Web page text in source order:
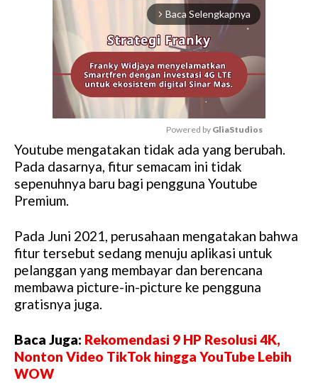
arrow_forward_ios Baca Selengkapnya
M
u
t
Powered by GliaStudios
Youtube mengatakan tidak ada yang berubah.
Pada dasarnya, fitur semacam ini tidak
sepenuhnya baru bagi pengguna Youtube
Premium.
Pada Juni 2021, perusahaan mengatakan bahwa
fitur tersebut sedang menuju aplikasi untuk
pelanggan yang membayar dan berencana
membawa picture-in-picture ke pengguna
gratisnya juga.
Baca Juga: Rekomendasi 9 HP Resolusi 4K,
Nonton Video TikTok hingga YouTube Lebih
WOW